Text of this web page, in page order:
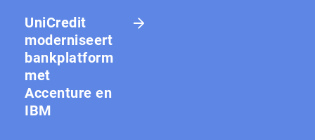
UniCredit
moderniseert
bankplatform
met
Accenture en
IBM